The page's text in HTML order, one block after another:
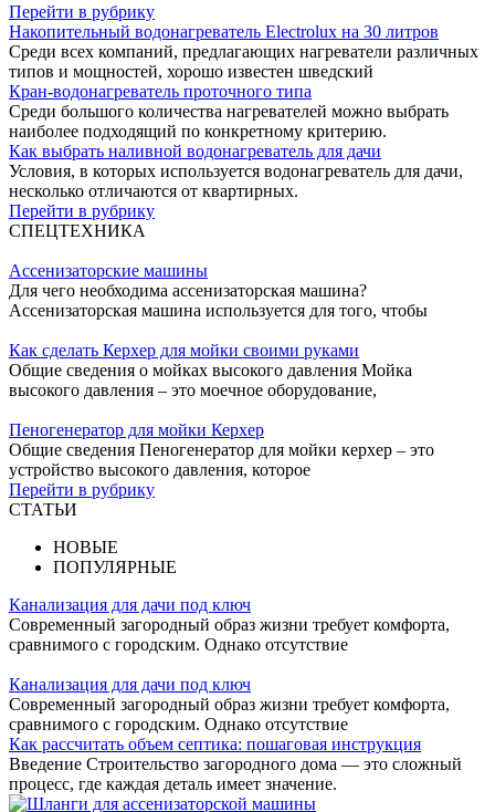
Перейти в рубрику
Накопительный водонагреватель Electrolux на 30 литров
Среди всех компаний, предлагающих нагреватели различных
типов и мощностей, хорошо известен шведский
Кран-водонагреватель проточного типа
Среди большого количества нагревателей можно выбрать
наиболее подходящий по конкретному критерию.
Как выбрать наливной водонагреватель для дачи
Условия, в которых используется водонагреватель для дачи,
несколько отличаются от квартирных.
Перейти в рубрику
СПЕЦТЕХНИКА
Ассенизаторские машины
Для чего необходима ассенизаторская машина?
Ассенизаторская машина используется для того, чтобы
Как сделать Керхер для мойки своими руками
Общие сведения о мойках высокого давления Мойка
высокого давления – это моечное оборудование,
Пеногенератор для мойки Керхер
Общие сведения Пеногенератор для мойки керхер – это
устройство высокого давления, которое
Перейти в рубрику
СТАТЬИ
НОВЫЕ
ПОПУЛЯРНЫЕ
Канализация для дачи под ключ
Современный загородный образ жизни требует комфорта,
сравнимого с городским. Однако отсутствие
Канализация для дачи под ключ
Современный загородный образ жизни требует комфорта,
сравнимого с городским. Однако отсутствие
Как рассчитать объем септика: пошаговая инструкция
Введение Строительство загородного дома — это сложный
процесс, где каждая деталь имеет значение.